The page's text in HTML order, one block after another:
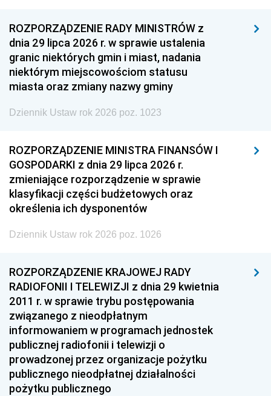
ROZPORZĄDZENIE RADY MINISTRÓW z
dnia 29 lipca 2026 r. w sprawie ustalenia
granic niektórych gmin i miast, nadania
niektórym miejscowościom statusu
miasta oraz zmiany nazwy gminy
Dziennik Ustaw rok 2026 poz. 1023
ROZPORZĄDZENIE MINISTRA FINANSÓW I
GOSPODARKI z dnia 29 lipca 2026 r.
zmieniające rozporządzenie w sprawie
klasyfikacji części budżetowych oraz
określenia ich dysponentów
Dziennik Ustaw rok 2026 poz. 1026
ROZPORZĄDZENIE KRAJOWEJ RADY
RADIOFONII I TELEWIZJI z dnia 29 kwietnia
2011 r. w sprawie trybu postępowania
związanego z nieodpłatnym
informowaniem w programach jednostek
publicznej radiofonii i telewizji o
prowadzonej przez organizacje pożytku
publicznego nieodpłatnej działalności
pożytku publicznego